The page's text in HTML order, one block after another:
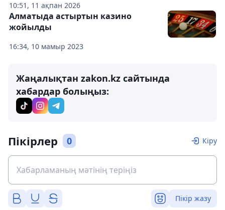
10:51, 11 ақпан 2026
16:34, 10 мамыр 2023
Алматыда астыртын казино
жойылды
Жаңалықтан zakon.kz сайтында
хабардар болыңыз:
Пікірлер 0 Кіру
Пікір жазу